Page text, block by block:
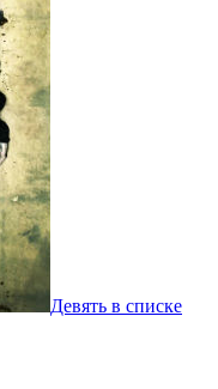
Девять в списке